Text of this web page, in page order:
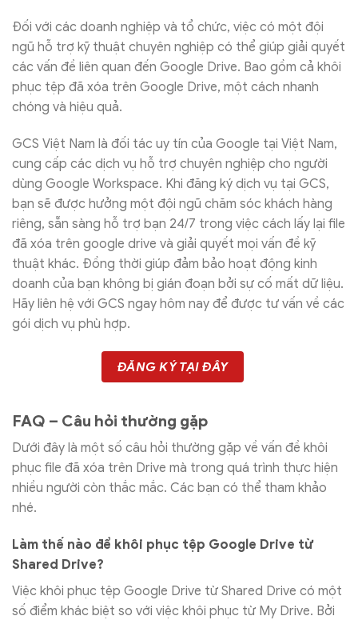
Đối với các doanh nghiệp và tổ chức, việc có một đội
ngũ hỗ trợ kỹ thuật chuyên nghiệp có thể giúp giải quyết
các vấn đề liên quan đến Google Drive. Bao gồm cả khôi
phục tệp đã xóa trên Google Drive, một cách nhanh
chóng và hiệu quả.
GCS Việt Nam là đối tác uy tín của Google tại Việt Nam,
cung cấp các dịch vụ hỗ trợ chuyên nghiệp cho người
dùng Google Workspace. Khi đăng ký dịch vụ tại GCS,
bạn sẽ được hưởng một đội ngũ chăm sóc khách hàng
riêng, sẵn sàng hỗ trợ bạn 24/7 trong việc cách lấy lại file
đã xóa trên google drive và giải quyết mọi vấn đề kỹ
thuật khác. Đồng thời giúp đảm bảo hoạt động kinh
doanh của bạn không bị gián đoạn bởi sự cố mất dữ liệu.
Hãy liên hệ với GCS ngay hôm nay để được tư vấn về các
gói dịch vụ phù hợp.
ĐĂNG KÝ TẠI ĐÂY
FAQ – Câu hỏi thường gặp
Dưới đây là một số câu hỏi thường gặp về vấn đề khôi
phục file đã xóa trên Drive mà trong quá trình thực hiện
nhiều người còn thắc mắc. Các bạn có thể tham khảo
nhé.
Làm thế nào để khôi phục tệp Google Drive từ
Shared Drive?
Việc khôi phục tệp Google Drive từ Shared Drive có một
số điểm khác biệt so với việc khôi phục từ My Drive. Bởi